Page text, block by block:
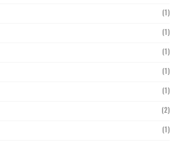
(1)
(1)
(1)
(1)
(1)
(2)
(1)